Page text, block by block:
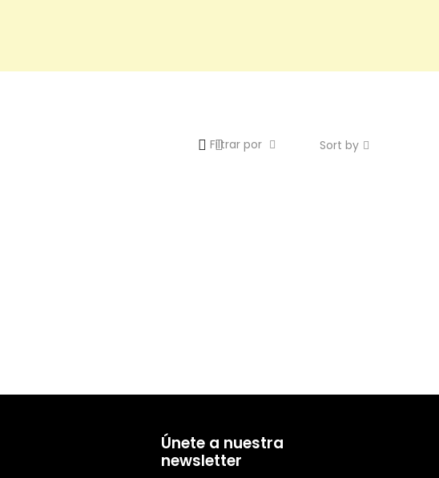
Sort by
Filtrar por
Únete a nuestra
newsletter